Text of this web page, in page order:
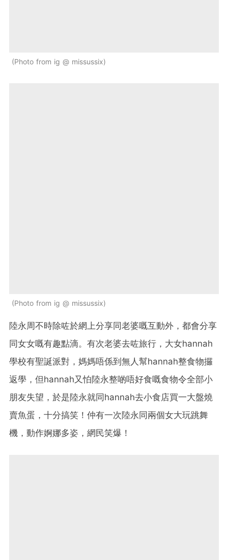
Photo from ig @ missussix
Photo from ig @ missussix
陸永周不時除咗於網上分享同老婆嘅互動外，都會分享
同女女嘅有趣點滴。有次老婆去咗旅行，大女hannah
學校有聖誕派對，媽媽唔係到無人幫hannah整食物攞
返學，但hannah又怕陸永整啲唔好食嘅食物令全部小
朋友失望，於是陸永就同hannah去小食店買一大盤燒
賣魚蛋，十分搞笑！仲有一次陸永同兩個女大玩跳舞
機，動作婀娜多姿，網民笑爆！